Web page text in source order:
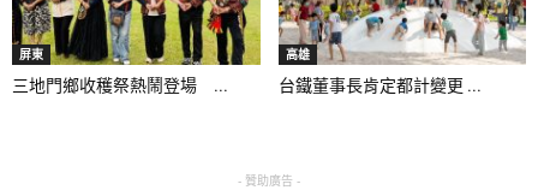
屏東
三地門鄉收穫祭熱鬧登場 ...
高雄
台鐵董事長肯定都計變更 ...
- 贊助廣告 -